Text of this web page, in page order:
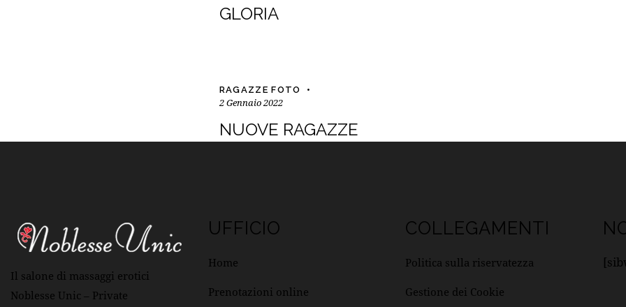
GLORIA
RAGAZZE FOTO
2 Gennaio 2022
NUOVE RAGAZZE
Il salone di massaggi erotici
Noblesse Unic – Private
UFFICIO
Home
Prenotazioni online
COLLEGAMENTI
Politica sulla riservatezza
Gestione dei Cookie